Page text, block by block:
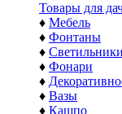
Товары для
♦ Мебель
♦ Фонтаны
♦
♦ Фонари
♦
♦ Вазы
♦ Кашпо